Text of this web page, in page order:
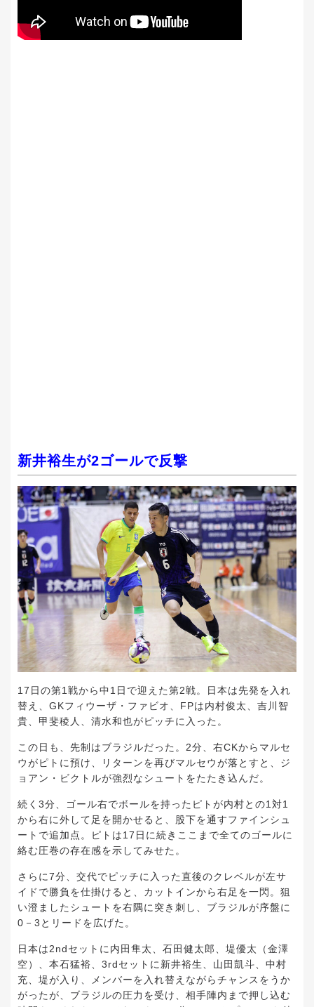
新井裕生が2ゴールで反撃
17日の第1戦から中1日で迎えた第2戦。日本は先発を入れ
替え、GKフィウーザ・ファビオ、FPは内村俊太、吉川智
貴、甲斐稜人、清水和也がピッチに入った。
この日も、先制はブラジルだった。2分、右CKからマルセ
ウがピトに預け、リターンを再びマルセウが落とすと、ジ
ョアン・ビクトルが強烈なシュートをたたき込んだ。
続く3分、ゴール右でボールを持ったピトが内村との1対1
から右に外して足を開かせると、股下を通すファインシュ
ートで追加点。ピトは17日に続きここまで全てのゴールに
絡む圧巻の存在感を示してみせた。
さらに7分、交代でピッチに入った直後のクレベルが左サ
イドで勝負を仕掛けると、カットインから右足を一閃。狙
い澄ましたシュートを右隅に突き刺し、ブラジルが序盤に
0－3とリードを広げた。
日本は2ndセットに内田隼太、石田健太郎、堤優太（金澤
空）、本石猛裕、3rdセットに新井裕生、山田凱斗、中村
充、堤が入り、メンバーを入れ替えながらチャンスをうか
がったが、ブラジルの圧力を受け、相手陣内まで押し込む